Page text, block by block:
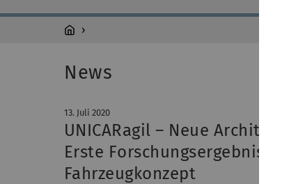
News
13. Juli 2020
UNICARagil – Neue
Erste
Fahrzeugkonzept